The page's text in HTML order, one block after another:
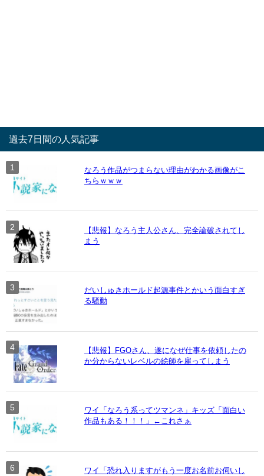
過去7日間の人気記事
なろう作品がつまらない理由がわかる画像がこ
ちらｗｗｗ
【悲報】なろう主人公さん、完全論破されてし
まう
だいしゅきホールド起源事件とかいう面白すぎ
る騒動
【悲報】FGOさん、遂になぜ仕事を依頼したの
か分からないレベルの絵師を雇ってしまう
ワイ「なろう系ってツマンネ」キッズ「面白い
作品もある！！！」←これさぁ
ワイ「恐れ入りますがもう一度お名前お伺いし